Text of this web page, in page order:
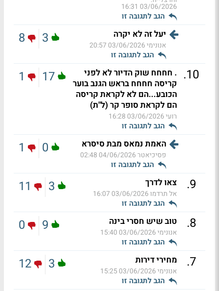
03/06/2026 16:31
הגב לתגובה זו
יעל זה לא יקרה
אנונימי03/06/2026 20:57
הגב לתגובה זו
3
8
10
. . חחחח שוק הדיור לא לפני
קריסה חחחח בראש הגנב בוער
הכובע...הם לא לקראת קריסה
הם לקראת סופר קר (ל"ת)
רועי03/06/2026 16:28
הגב לתגובה זו
17
1
האמת נמאס מבת סיסרא
פסיכיאטר04/06/2026 02:48
הגב לתגובה זו
0
1
9
. צאו לדרך
אל תרדמו03/06/2026 16:07
הגב לתגובה זו
3
11
8
. טוב שיש חסרי בינה
אנונימי03/06/2026 15:40
הגב לתגובה זו
9
0
7
. מחירי דירות
אנונימי03/06/2026 15:25
הגב לתגובה זו
3
12